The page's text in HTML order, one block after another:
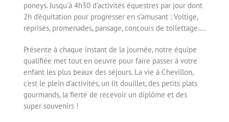
poneys. Jusqu’à 4h30 d’activités équestres par jour dont
2h d’équitation pour progresser en s’amusant : Voltige,
reprises, promenades, pansage, concours de toilettage….
Présente à chaque instant de la journée, notre équipe
qualifiée met tout en oeuvre pour faire passer à votre
enfant les plus beaux des séjours. La vie à Chevillon,
c’est le plein d’activités, un lit douillet, des petits plats
gourmands, la fierté de recevoir un diplôme et des
super souvenirs !